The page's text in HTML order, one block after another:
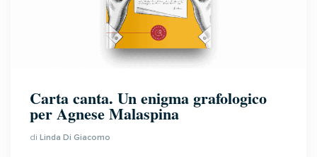
Carta canta. Un enigma grafologico
per Agnese Malaspina
di Linda Di Giacomo